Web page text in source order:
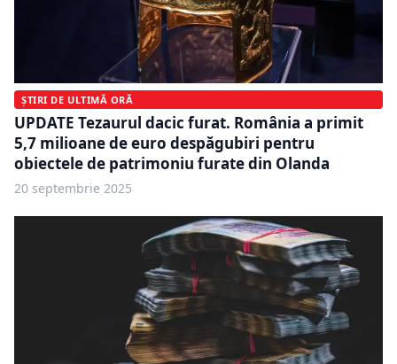
ȘTIRI DE ULTIMĂ ORĂ
UPDATE Tezaurul dacic furat. România a primit
5,7 milioane de euro despăgubiri pentru
obiectele de patrimoniu furate din Olanda
20 septembrie 2025